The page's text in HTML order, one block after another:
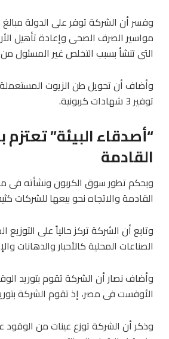
وفسر أن الشركة توفر على الدولة
مواسير الصرف الصحى وإعادة تأهيل
التى تنشأ بسبب التخلص غير المسئول
توفير 3 شهادات كربونية.
“أصدقاء البيئة”
القادمة
وبحكم تطور سوق الكربون ونشأته فى
القادمة والاتجاه نحو بيعها للشركات
وتابع أن الشركة تركز حالياً على
الصناعات المحلية كالأحبار والدهانات
وأضاف نصار أن الشركة تقوم بتوريد
الأوفست فى مصر، إذ تقوم الشركة بتوريد 25 ألف لتر شهرياً كبديل لزيت البرافين والذى يسبب ضرر بيئى
وذكر أن الشركة توزع عينات من الوقود